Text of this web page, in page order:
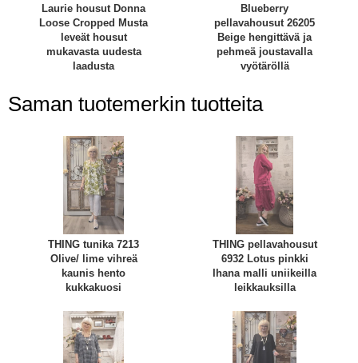
Laurie housut Donna
Loose Cropped Musta
leveät housut
mukavasta uudesta
laadusta
Blueberry
pellavahousut 26205
Beige hengittävä ja
pehmeä joustavalla
vyötäröllä
Saman tuotemerkin tuotteita
THING tunika 7213
Olive/ lime vihreä
kaunis hento
kukkakuosi
THING pellavahousut
6932 Lotus pinkki
Ihana malli uniikeilla
leikkauksilla